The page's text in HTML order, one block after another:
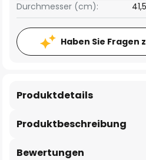
Durchmesser (cm):
41,5
Haben Sie Fragen
Produktbeschreibung
Produktdetails
Bewertungen